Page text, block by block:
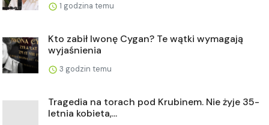
1 godzina temu
Kto zabił Iwonę Cygan? Te wątki wymagają
wyjaśnienia
3 godzin temu
Tragedia na torach pod Krubinem. Nie żyje 35-
letnia kobieta,...